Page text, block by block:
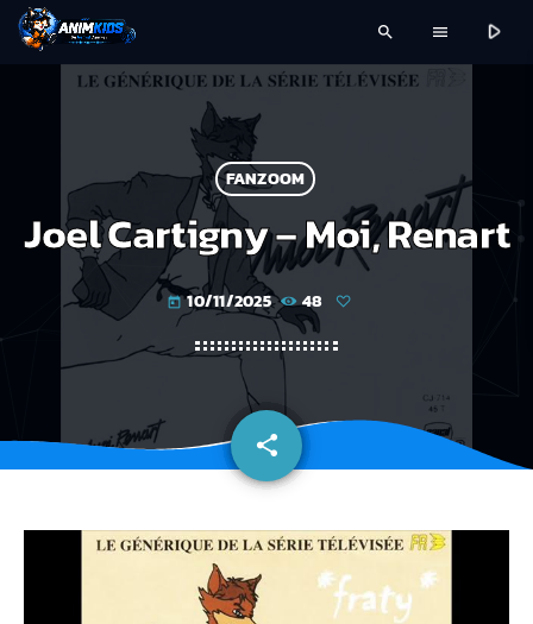
search menu play_arrow
FANZOOM
Joel Cartigny – Moi, Renart
today 10/11/2025 48
share
email